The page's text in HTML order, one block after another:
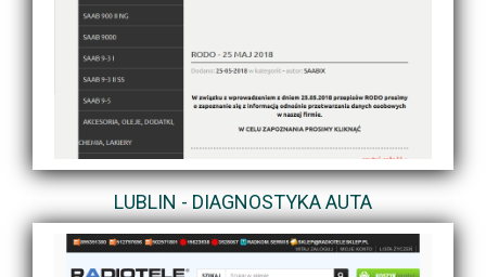
LUBLIN - DIAGNOSTYKA AUTA